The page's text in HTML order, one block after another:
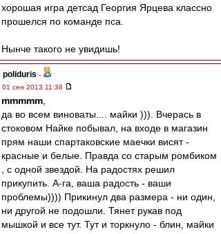
хорошая игра детсад Георгия Ярцева классно
прошелся по команде пса.
Нынче такого не увидишь!
poliduris -
01 сен 2013 11:38
mmmmm
да во всем виноваты.... майки ))). Вчерась в
стоковом Найке побывал, на входе в магазин
прям наши спартаковские маечки висят -
красные и белые. Правда со старым ромбиком
, с одной звездой. На радостях решил
прикупить. А-га, ваша радость - ваши
проблемы)))) Прикинул два размера - ни один,
ни другой не подошли. Тянет рукав под
мышкой и все тут. Тут и торкнуло - блин, майки